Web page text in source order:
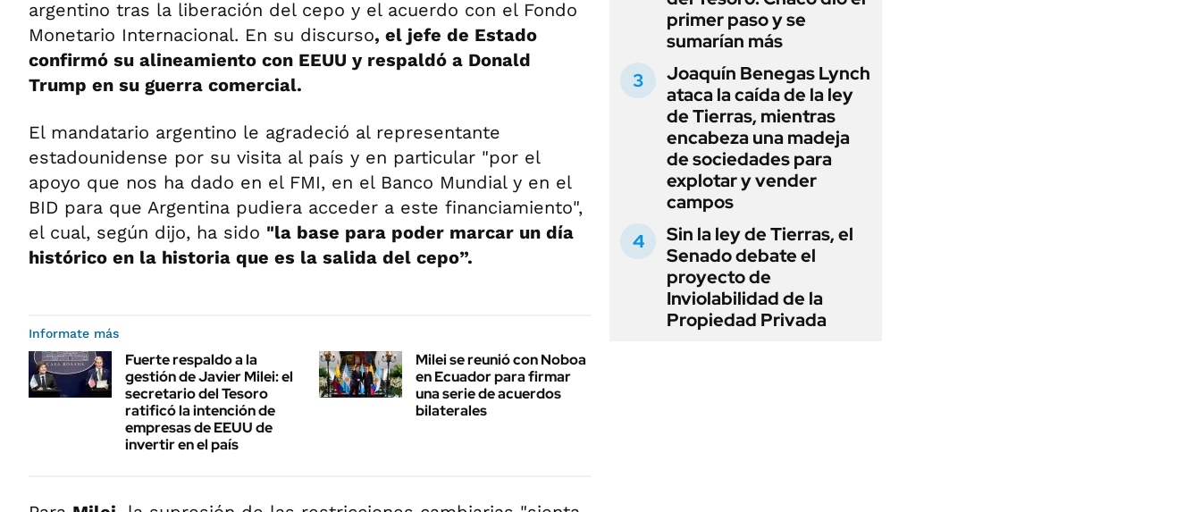
argentino tras la liberación del cepo y el acuerdo con el Fondo
Monetario Internacional. En su discurso, el jefe de Estado
confirmó su alineamiento con EEUU y respaldó a Donald
Trump en su guerra comercial.
El mandatario argentino le agradeció al representante
estadounidense por su visita al país y en particular "por el
apoyo que nos ha dado en el FMI, en el Banco Mundial y en el
BID para que Argentina pudiera acceder a este financiamiento",
el cual, según dijo, ha sido "la base para poder marcar un día
histórico en la historia que es la salida del cepo”.
Informate más
Fuerte respaldo a la
gestión de Javier Milei: el
secretario del Tesoro
ratificó la intención de
empresas de EEUU de
invertir en el país
Milei se reunió con Noboa
en Ecuador para firmar
una serie de acuerdos
bilaterales
primer paso y se
sumarían más
Joaquín Benegas Lynch
ataca la caída de la ley
de Tierras, mientras
encabeza una madeja
de sociedades para
explotar y vender
campos
Sin la ley de Tierras, el
Senado debate el
proyecto de
Inviolabilidad de la
Propiedad Privada